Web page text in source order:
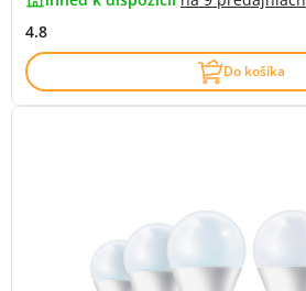
4.8
Do košíka